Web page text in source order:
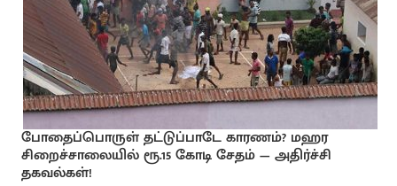
போதைப்பொருள் தட்டுப்பாடே காரணம்? மஹர
சிறைச்சாலையில் ரூ.15 கோடி சேதம் — அதிர்ச்சி
தகவல்கள்!